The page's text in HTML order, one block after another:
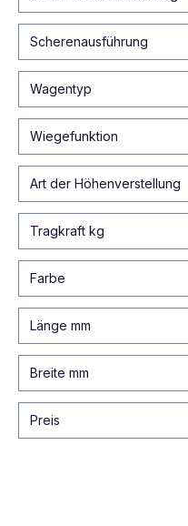
Scherenausführung
Wagentyp
Wiegefunktion
Art der Höhenverstellung
Tragkraft kg
Farbe
Länge mm
Breite mm
Preis